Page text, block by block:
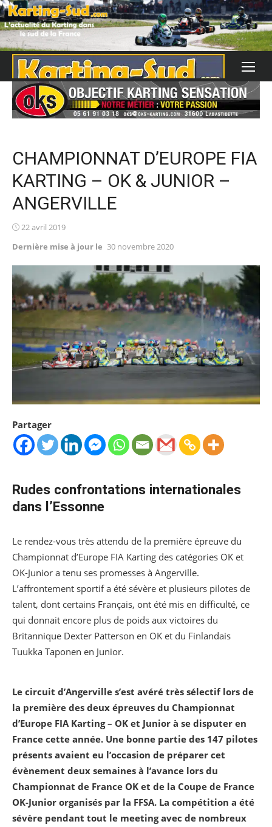
Skip
to
content
CHAMPIONNAT D’EUROPE FIA
KARTING – OK & JUNIOR –
ANGERVILLE
Posted
22 avril 2019
Dernière mise à jour le 30 novembre 2020
Partager
Rudes confrontations internationales
dans l’Essonne
Le rendez-vous très attendu de la première épreuve du
Championnat d’Europe FIA Karting des catégories OK et
OK-Junior a tenu ses promesses à Angerville.
L’affrontement sportif a été sévère et plusieurs pilotes de
talent, dont certains Français, ont été mis en difficulté, ce
qui donnait encore plus de poids aux victoires du
Britannique Dexter Patterson en OK et du Finlandais
Tuukka Taponen en Junior.
Le circuit d’Angerville s’est avéré très sélectif lors de
la première des deux épreuves du Championnat
d’Europe FIA Karting – OK et Junior à se disputer en
France cette année. Une bonne partie des 147 pilotes
présents avaient eu l’occasion de préparer cet
évènement deux semaines à l’avance lors du
Championnat de France OK et de la Coupe de France
OK-Junior organisés par la FFSA. La compétition a été
sévère pendant tout le meeting avec de nombreux